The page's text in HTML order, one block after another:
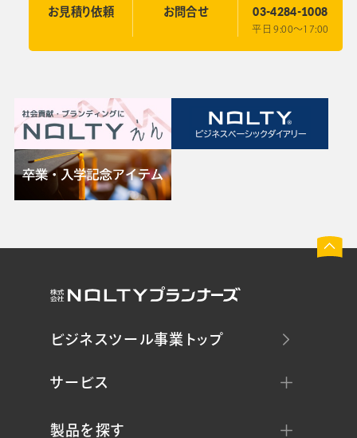
お見積り依頼 お問合せ 03-4284-1008
平日 9:00〜17:00
ビジネスツール事業トップ
サービス
製品を探す